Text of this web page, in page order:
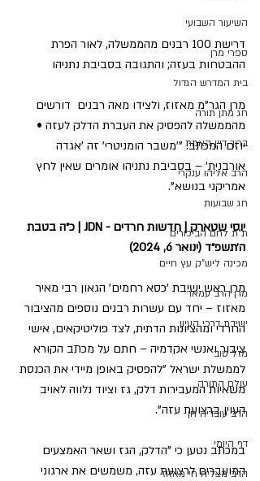
השיעור השבועי
ספרי מרן
בית המדרש הגדול
חג מתן תורה
ברוך דיין האמת
הרב אליהו ענקרי
חג שבועות
ת"ת לחם הביכורים
מכינה ליש"ק עץ חיים
מרן הרב עמאר
ישיבת דרכי העיון
מזל טוב
עולם התורה
הרב עובדיה חן
דף היומי
הרב מצליח חי מאזוז
דרישת 100 רבנים מהממשלה, לאור הפרת
ההבטחות בעזה; והתגובה בסביבת נתניהו
מרן הגר"מ מאזוז, ולצידו מאה רבנים  דורשים
מהממשלה להפסיק את העברת הדלק לעזה •
יוזם המכתב: "'משבר הומניטרי' זה 'אגדה
אורבנית' – בסביבת נתניהו אומרים שאין לחץ
אמריקני בנושא".
יוסי שטארק | חדשות חרדים - JDN | כ״ה בטבת
ה׳תשפ״ד (ינואר 6, 2024)
מרן ראש ישיבת 'כסא רחמים' הגאון רבי מאיר
מאזוז – יחד עם עשרות רבנים נוספים מהציבור
החרדי ומהציונות הדתית, לצד פוליטיקאים, אישי
ציבור ואנשי אקדמיה – חתם על מכתב הקורא
לממשלת ישראל "להפסיק באופן מיידי את הכנסת
משאיות המעבירות דלק, גז וציוד נלווה לאויב
העוין ברצועת עזה".
במכתב נטען כי "הדלק, הגז ושאר האמצעים
המועברים לרצועת עזה, משמשים את ארגוני